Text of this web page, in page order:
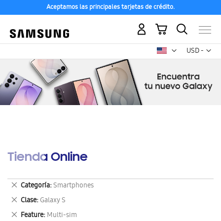
Aceptamos las principales tarjetas de crédito.
USD -
dólar
Mi carrito
Tienda Online
Categoría Smartphones
Eliminar
este
artículo
Clase Galaxy S
Eliminar
este
Feature Multi-sim
Eliminar